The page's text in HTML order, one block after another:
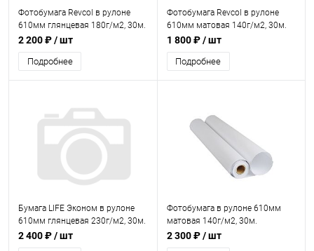
Фотобумага Revcol в рулоне
610мм глянцевая 180г/м2, 30м.
2 200 ₽/ шт
Подробнее
Фотобумага Revcol в рулоне
610мм матовая 140г/м2, 30м.
1 800 ₽/ шт
Подробнее
Бумага LIFE Эконом в рулоне
610мм глянцевая 230г/м2, 30м.
2 400 ₽/ шт
Фотобумага в рулоне 610мм
матовая 140г/м2, 30м.
2 300 ₽/ шт